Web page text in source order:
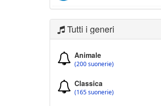
Tutti i generi
Animale
(200 suonerie)
Classica
(165 suonerie)